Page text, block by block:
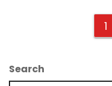
1
Search